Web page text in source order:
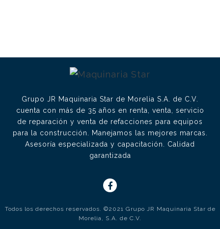
Grupo JR Maquinaria Star de Morelia S.A. de C.V.
cuenta con más de 35 años en renta, venta, servicio
de reparación y venta de refacciones para equipos
para la construcción. Manejamos las mejores marcas.
Asesoría especializada y capacitación. Calidad
garantizada
Todos los derechos reservados. ©2021 Grupo JR Maquinaria Star de
Morelia, S.A. de C.V.